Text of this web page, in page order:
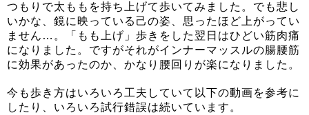
つもりで太ももを持ち上げて歩いてみました。でも悲し
いかな、鏡に映っている己の姿、思ったほど上がってい
ません…。「もも上げ」歩きをした翌日はひどい筋肉痛
になりました。ですがそれがインナーマッスルの腸腰筋
に効果があったのか、かなり腰回りが楽になりました。
今も歩き方はいろいろ工夫していて以下の動画を参考に
したり、いろいろ試行錯誤は続いています。